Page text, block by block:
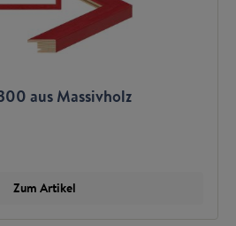
aus Massivholz
Zum Artikel